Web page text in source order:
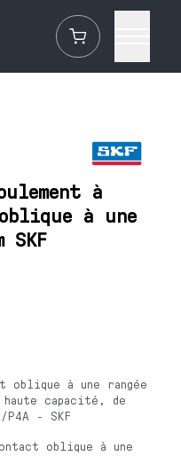
à
à une
SKF
oblique à une rangée
capacité, de
P4A - SKF
oblique à une